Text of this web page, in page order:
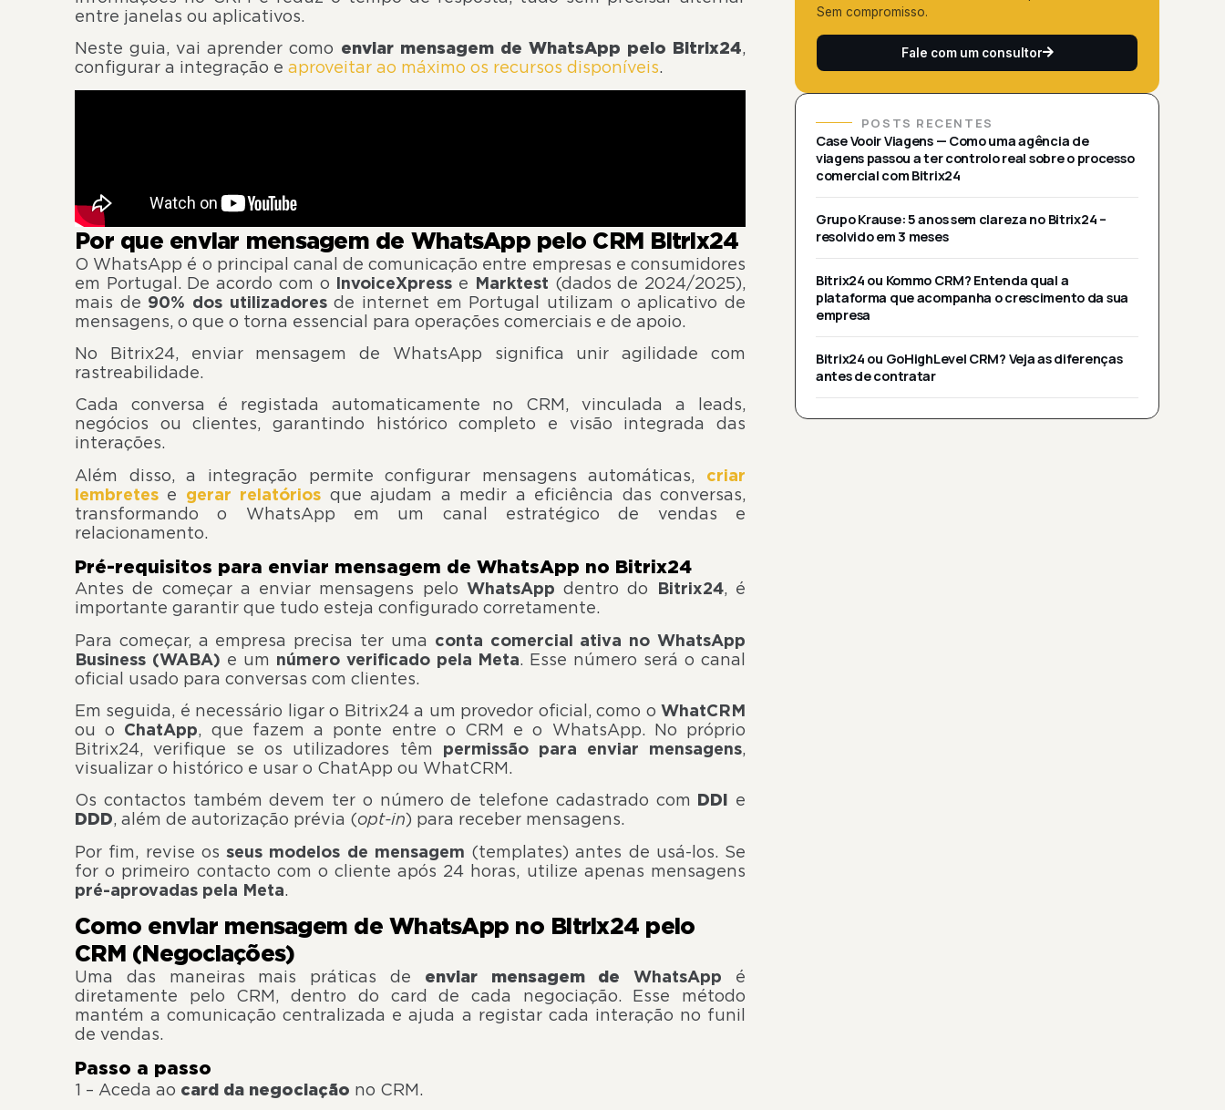
entre janelas ou aplicativos.
Neste guia, vai aprender como enviar mensagem de WhatsApp pelo Bitrix24,
configurar a integração e aproveitar ao máximo os recursos disponíveis.
Por que enviar mensagem de WhatsApp pelo CRM Bitrix24
O WhatsApp é o principal canal de comunicação entre empresas e consumidores
em Portugal. De acordo com o InvoiceXpress e Marktest (dados de 2024/2025),
mais de 90% dos utilizadoresde internet em Portugal utilizam o aplicativo de
mensagens, o que o torna essencial para operações comerciais e de apoio.
No Bitrix24, enviar mensagem de WhatsApp significa unir agilidade com
rastreabilidade.
Cada conversa é registada automaticamente no CRM, vinculada a leads,
negócios ou clientes, garantindo histórico completo e visão integrada das
interações.
Além disso, a integração permite configurar mensagens automáticas, criar
lembretes e gerar relatórios que ajudam a medir a eficiência das conversas,
transformando o WhatsApp em um canal estratégico de vendas e
relacionamento.
Pré-requisitos para enviar mensagem de WhatsApp no Bitrix24
Antes de começar a enviar mensagens pelo WhatsApp dentro do Bitrix24, é
importante garantir que tudo esteja configurado corretamente.
Para começar, a empresa precisa ter uma conta comercial ativa no WhatsApp
Business (WABA) e um número verificado pela Meta. Esse número será o canal
oficial usado para conversas com clientes.
Em seguida, é necessário ligar o Bitrix24 a um provedor oficial, como o WhatCRM
ou o ChatApp, que fazem a ponte entre o CRM e o WhatsApp. No próprio
Bitrix24, verifique se os utilizadores têm permissão para enviar mensagens,
visualizar o histórico e usar o ChatApp ou WhatCRM.
Os contactos também devem ter o número de telefone cadastrado com DDI e
DDD, além de autorização prévia (opt-in) para receber mensagens.
Por fim, revise os seus modelos de mensagem (templates) antes de usá-los. Se
for o primeiro contacto com o cliente após 24 horas, utilize apenas mensagens
pré-aprovadas pela Meta.
Como enviar mensagem de WhatsApp no Bitrix24 pelo
CRM (Negociações)
Uma das maneiras mais práticas de enviar mensagem de WhatsApp é
diretamente pelo CRM, dentro do card de cada negociação. Esse método
mantém a comunicação centralizada e ajuda a registar cada interação no funil
de vendas.
Passo a passo
1 – Aceda ao card da negociação no CRM.
Sem compromisso.
Fale com um consultor
POSTS RECENTES
Case Vooir Viagens — Como uma agência de
viagens passou a ter controlo real sobre o processo
comercial com Bitrix24
Grupo Krause: 5 anos sem clareza no Bitrix24 –
resolvido em 3 meses
Bitrix24 ou Kommo CRM? Entenda qual a
plataforma que acompanha o crescimento da sua
empresa
Bitrix24 ou GoHighLevel CRM? Veja as diferenças
antes de contratar